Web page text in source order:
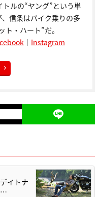
ルの“ヤング”という単
信条はバイク乗りの多
・ハート”だ。
｜ Instagram
イトナ
…